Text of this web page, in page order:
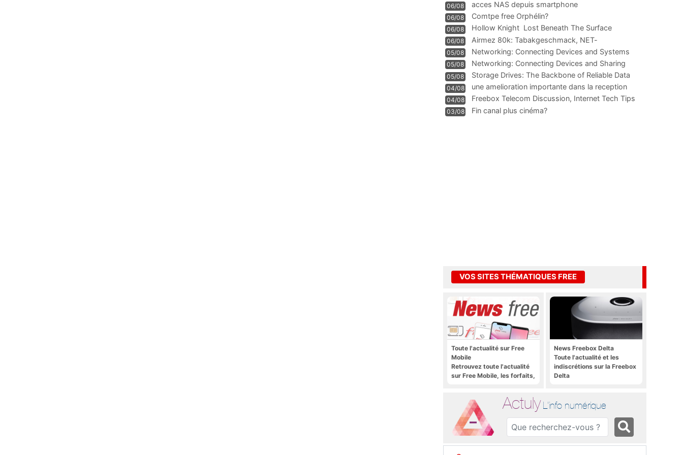
06/08 acces NAS depuis smartphone
06/08 Comtpe free Orphélin?
06/08 Hollow Knight  Lost Beneath The Surface
06/08
Airmez 80k: Tabakgeschmack, NET-
Technologie und Leistung im
05/08 Networking: Connecting Devices and Systems
05/08
Networking: Connecting Devices and Sharing
Information
05/08
Storage Drives: The Backbone of Reliable Data
Management
04/08
une amelioration importante dans la reception
WIFI
04/08
Freebox Telecom Discussion, Internet Tech Tips
Communi
03/08 Fin canal plus cinéma?
VOS SITES THÉMATIQUES FREE
Toute l'actualité sur Free
Mobile
Retrouvez toute l'actualité
sur Free Mobile, les forfaits,
bien plus encore
News Freebox Delta
Toute l'actualité et les
indiscrétions sur la Freebox
Delta
Actuly L'info numérique